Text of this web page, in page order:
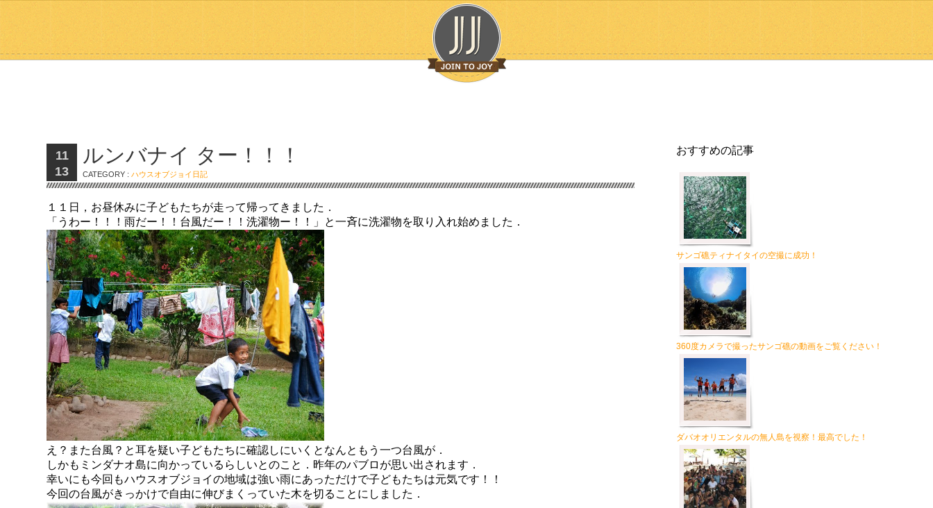
11
13
ルンバナイ ター！！！
CATEGORY :ハウスオブジョイ日記
１１日，お昼休みに子どもたちが走って帰ってきました．
「うわー！！！雨だー！！台風だー！！洗濯物ー！！」と一斉に洗濯物を取り入れ始めました．
え？また台風？と耳を疑い子どもたちに確認しにいくとなんともう一つ台風が．
しかもミンダナオ島に向かっているらしいとのこと．昨年のパブロが思い出されます．
幸いにも今回もハウスオブジョイの地域は強い雨にあっただけで子どもたちは元気です！！
今回の台風がきっかけで自由に伸びまくっていた木を切ることにしました．
おすすめの記事
サンゴ礁ティナイタイの空撮に成功！
360度カメラで撮ったサンゴ礁の動画をご覧ください！
ダバオオリエンタルの無人島を視察！最高でした！